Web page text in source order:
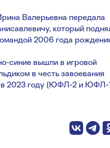
Валерьевна передала
который
2006 года
синие вышли в игровой
в честь завоевания
в 2023 году (ЮФЛ-2 и ЮФЛ-